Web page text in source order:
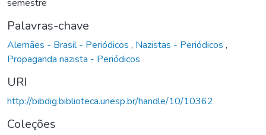
semestre
Palavras-chave
Alemães - Brasil - Periódicos , Nazistas - Periódicos ,
Propaganda nazista - Periódicos
URI
http://bibdig.biblioteca.unesp.br/handle/10/10362
Coleções